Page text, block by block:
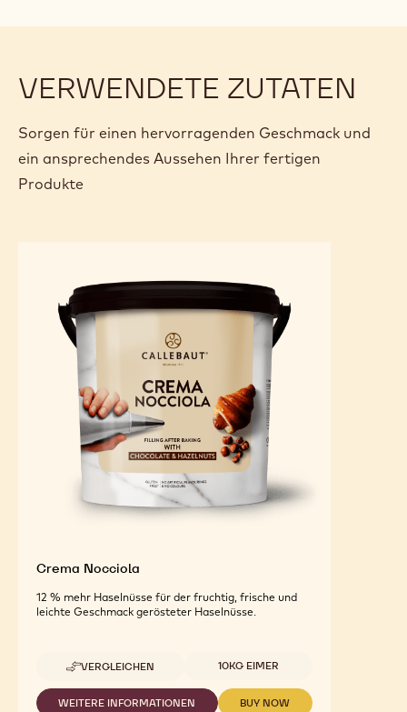
VERWENDETE ZUTATEN
Sorgen für einen hervorragenden Geschmack und
ein ansprechendes Aussehen Ihrer fertigen
Produkte
Crema Nocciola
12 % mehr Haselnüsse für der fruchtig, frische und
leichte Geschmack gerösteter Haselnüsse.
VERGLEICHEN
-
CREMA
NOCCIOLA
Verfügbare Größen
10KG EIMER
WEITERE INFORMATIONEN BUY NOW